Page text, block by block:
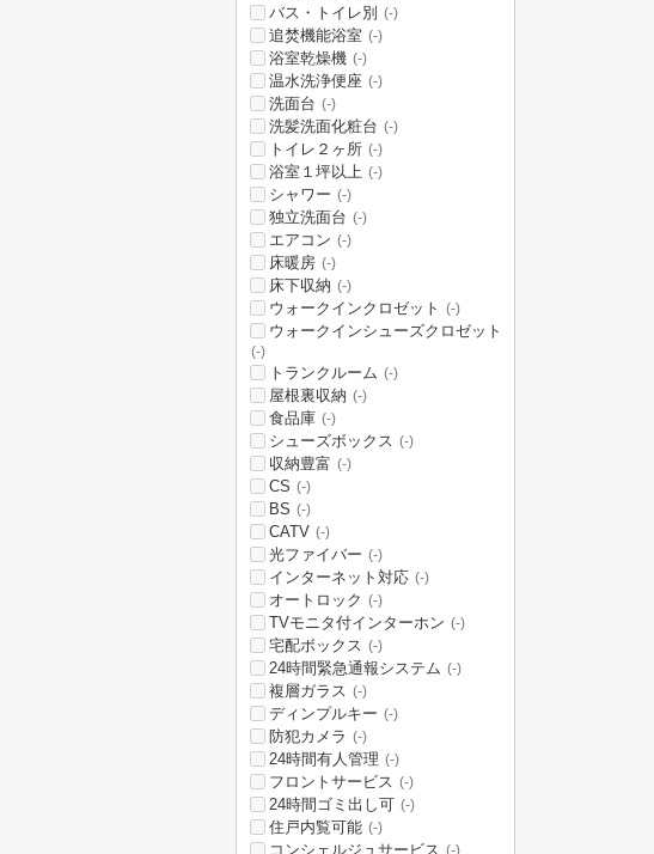
バス・トイレ別 (-)
追焚機能浴室 (-)
浴室乾燥機 (-)
温水洗浄便座 (-)
洗面台 (-)
洗髪洗面化粧台 (-)
トイレ２ヶ所 (-)
浴室１坪以上 (-)
シャワー (-)
独立洗面台 (-)
エアコン (-)
床暖房 (-)
床下収納 (-)
ウォークインクロゼット (-)
ウォークインシューズクロゼット
(-)
トランクルーム (-)
屋根裏収納 (-)
食品庫 (-)
シューズボックス (-)
収納豊富 (-)
CS (-)
BS (-)
CATV (-)
光ファイバー (-)
インターネット対応 (-)
オートロック (-)
TVモニタ付インターホン (-)
宅配ボックス (-)
24時間緊急通報システム (-)
複層ガラス (-)
ディンプルキー (-)
防犯カメラ (-)
24時間有人管理 (-)
フロントサービス (-)
24時間ゴミ出し可 (-)
住戸内覧可能 (-)
コンシェルジュサービス (-)